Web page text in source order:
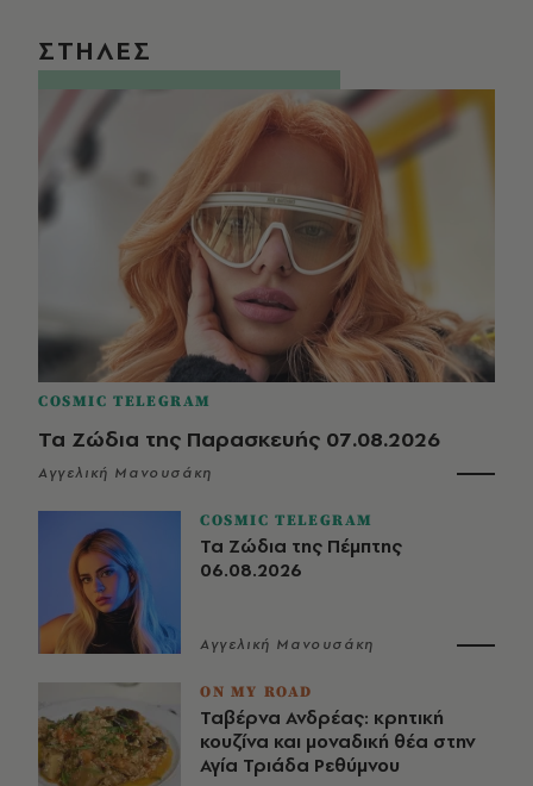
ΣΤΗΛΕΣ
COSMIC TELEGRAM
Τα Ζώδια της Παρασκευής 07.08.2026
Αγγελική Μανουσάκη
COSMIC TELEGRAM
Τα Ζώδια της Πέμπτης
06.08.2026
Αγγελική Μανουσάκη
ON MY ROAD
Ταβέρνα Ανδρέας: κρητική
κουζίνα και μοναδική θέα στην
Αγία Τριάδα Ρεθύμνου